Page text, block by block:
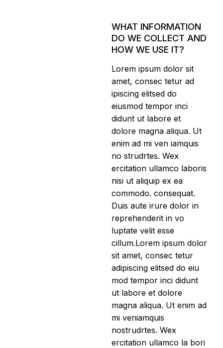
WHAT INFORMATION
DO WE COLLECT AND
HOW WE USE IT?
Lorem ipsum dolor sit
amet, consec tetur ad
ipiscing elitsed do
eiusmod tempor inci
didunt ut labore et
dolore magna aliqua. Ut
enim ad mi ven iamquis
no strudrtes. Wex
ercitation ullamco laboris
nisi ut aliquip ex ea
commodo. consequat.
Duis aute irure dolor in
reprehenderit in vo
luptate velit esse
cillum.Lorem ipsum dolor
sit amet, consec tetur
adipiscing elitsed do eiu
mod tempor inci didunt
ut labore et dolore
magna aliqua. Ut enim ad
mi veniamquis
nostrudrtes. Wex
ercitation ullamco la bori